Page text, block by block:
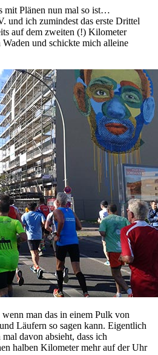
mit Plänen nun mal so ist…
und ich zumindest das erste Drittel
auf dem zweiten (!) Kilometer
und schickte mich alleine
man das in einem Pulk von
Läufern so sagen kann. Eigentlich
davon absieht, dass ich
halben Kilometer mehr auf der Uhr